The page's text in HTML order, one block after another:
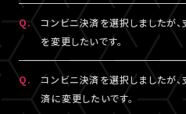
□ローソン・ミニストップ
https://
□ファミリーマート
https://
□セイコーマート
https://
A.
コンビニ決済を選択された場合、
ル（支払番号メール）は、視聴
いたA!-ID（メールアドレス）宛
配信しております。
“迷惑メール”として自動振り分
認ください。
Q.
コンビニ決済を選択しましたが、
を変更したいです。
コンビニ決済の支払先（コンビ
「マイページ」内「チケット購入
ットを選択。
Q.
コンビニ決済を選択しましたが
済に変更したいです。